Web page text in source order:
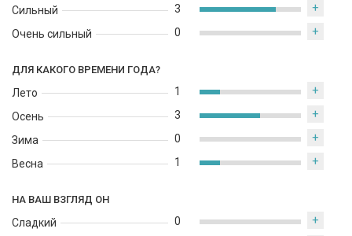
Сильный
Очень сильный
3 +
0 +
ДЛЯ КАКОГО ВРЕМЕНИ ГОДА?
Лето
Осень
Зима
Весна
1 +
3 +
0 +
1 +
НА ВАШ ВЗГЛЯД ОН
Сладкий
0 +